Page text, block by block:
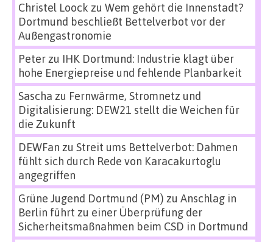
Christel Loock zu Wem gehört die Innenstadt?
Dortmund beschließt Bettelverbot vor der
Außengastronomie
Peterzu IHK Dortmund: Industrie klagt über
hohe Energiepreise und fehlende Planbarkeit
Sascha zu Fernwärme, Stromnetz und
Digitalisierung: DEW21 stellt die Weichen für
die Zukunft
DEWFan zu Streit ums Bettelverbot: Dahmen
fühlt sich durch Rede von Karacakurtoglu
angegriffen
Grüne Jugend Dortmund (PM) zu Anschlag in
Berlin führt zu einer Überprüfung der
Sicherheitsmaßnahmen beim CSD in Dortmund